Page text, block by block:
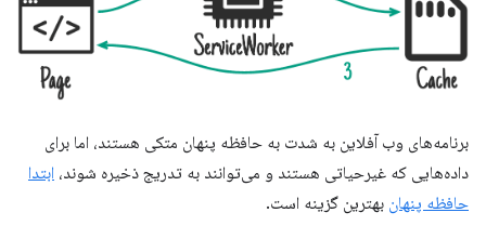
برنامه‌های وب آفلاین به شدت به حافظه پنهان متکی هستند، اما برای
داده‌هایی که غیرحیاتی هستند و می‌توانند به تدریج ذخیره شوند، ابتدا
حافظه پنهان بهترین گزینه است.